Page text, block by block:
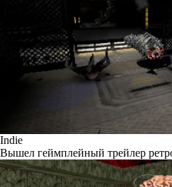
Indie
Вышел геймплейный трейлер